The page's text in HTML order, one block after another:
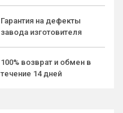
Гарантия на дефекты
завода изготовителя
100% возврат и обмен в
течение 14 дней